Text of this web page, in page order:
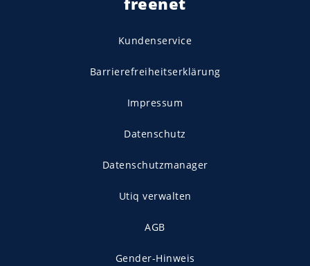
Kundenservice
Barrierefreiheitserklärung
Impressum
Datenschutz
Datenschutzmanager
Utiq verwalten
AGB
Gender-Hinweis